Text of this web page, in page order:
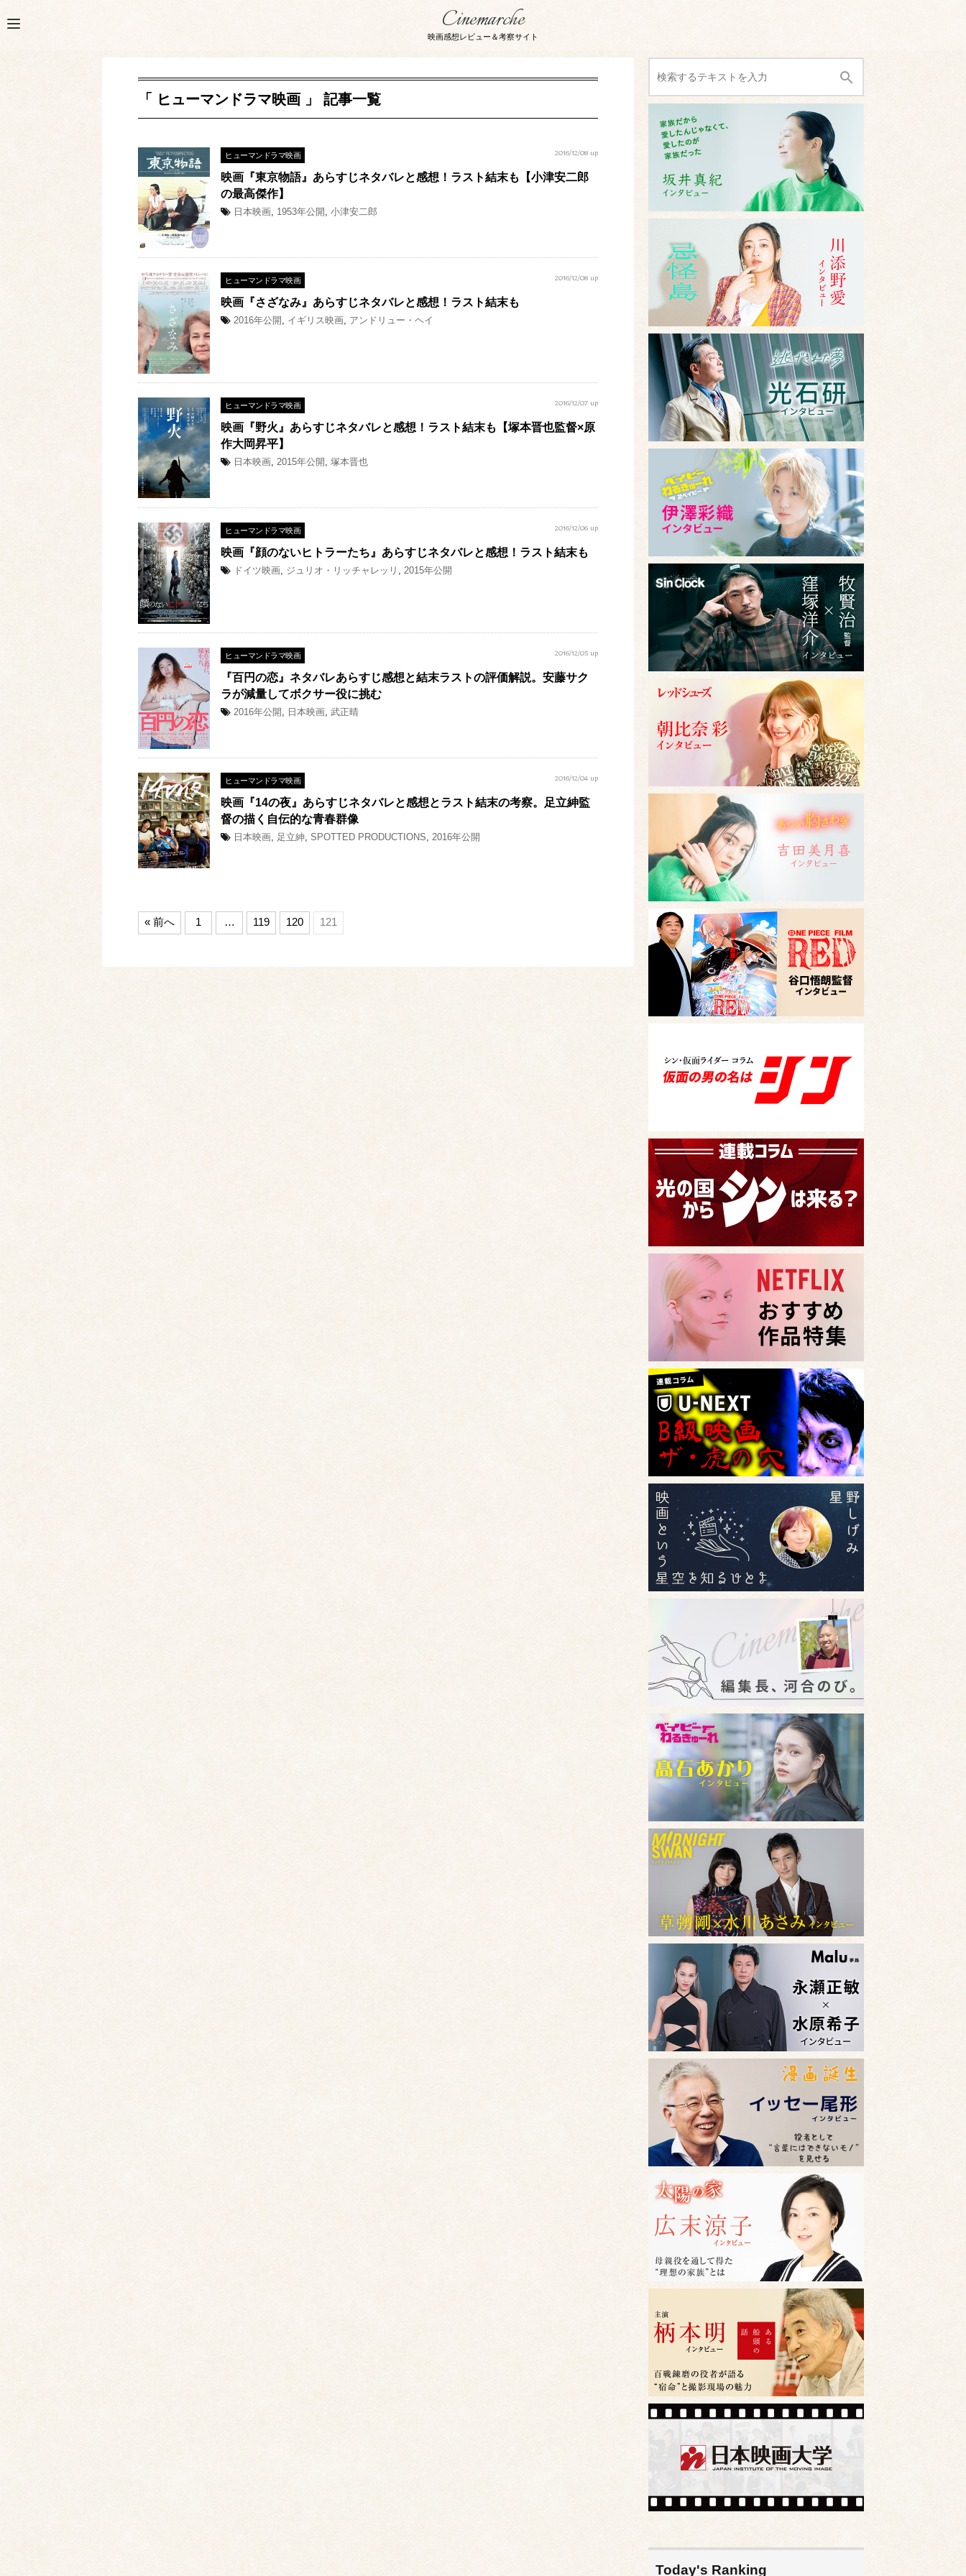
Cinemarche
映画感想レビュー＆考察サイト
「 ヒューマンドラマ映画 」 記事一覧
ヒューマンドラマ映画 2016/12/08 up
映画『東京物語』あらすじネタバレと感想！ラスト結末も【小津安二郎
の最高傑作】
日本映画, 1953年公開 , 小津安二郎
ヒューマンドラマ映画 2016/12/08 up
映画『さざなみ』あらすじネタバレと感想！ラスト結末も
2016年公開 , イギリス映画, アンドリュー・ヘイ
ヒューマンドラマ映画 2016/12/07 up
映画『野火』あらすじネタバレと感想！ラスト結末も【塚本晋也監督×原
作大岡昇平】
日本映画, 2015年公開 , 塚本晋也
ヒューマンドラマ映画 2016/12/06 up
映画『顔のないヒトラーたち』あらすじネタバレと感想！ラスト結末も
ドイツ映画, ジュリオ・リッチャレッリ , 2015年公開
ヒューマンドラマ映画 2016/12/05 up
『百円の恋』ネタバレあらすじ感想と結末ラストの評価解説。安藤サク
ラが減量してボクサー役に挑む
2016年公開 , 日本映画, 武正晴
ヒューマンドラマ映画 2016/12/04 up
映画『14の夜』あらすじネタバレと感想とラスト結末の考察。足立紳監
督の描く自伝的な青春群像
日本映画, 足立紳, SPOTTED PRODUCTIONS, 2016年公開
« 前へ 1 … 119 120 121
Today's Ranking